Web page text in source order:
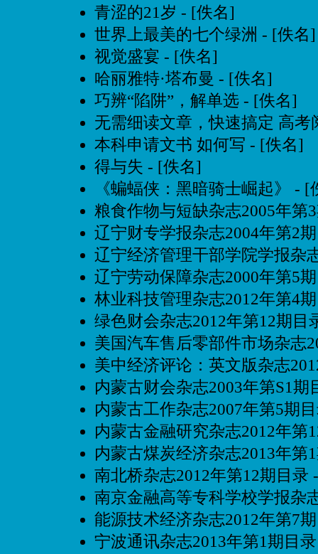
青涩的21岁 - [佚名]
世界上最美的七个绿洲 - [佚名]
视觉盛宴 - [佚名]
哈丽雅特·塔布曼 - [佚名]
巧辨“陷阱”，解单选 - [佚名]
无需细读文章，快速搞定 高考
本科申请文书 如何写 - [佚名]
得与失 - [佚名]
《蝙蝠侠：黑暗骑士崛起》
- [
粮食作物与短缺杂志2005年第
辽宁财专学报杂志2004年第2
辽宁经济管理干部学院学报杂
辽宁劳动保障杂志2000年第5
林业科技管理杂志2012年第4
绿色财会杂志2012年第12期目
美国汽车售后零部件市场杂志
美中经济评论：英文版杂志
内蒙古财会杂志2003年第S1期
内蒙古工作杂志2007年第5期
内蒙古金融研究杂志2012年第
内蒙古煤炭经济杂志2013年第
南北桥杂志2012年第12期目录
南京金融高等专科学校学报杂
能源技术经济杂志2012年第7
宁波通讯杂志2013年第1期目录